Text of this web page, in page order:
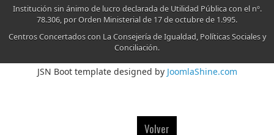
Institución sin ánimo de lucro declarada de Utilidad Pública con el nº.
78.306, por Orden Ministerial de 17 de octubre de 1.995.
Centros Concertados con La Consejería de Igualdad, Políticas Sociales y
Conciliación.
Volver
JSN Boot template designed by JoomlaShine.com